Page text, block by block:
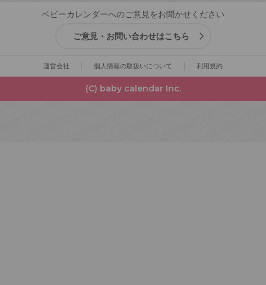
ベビーカレンダーへのご意見をお聞かせください
ご意見・お問い合わせはこちら
運営会社 個人情報の取扱いについて 利用規約
(C) baby calendar Inc.